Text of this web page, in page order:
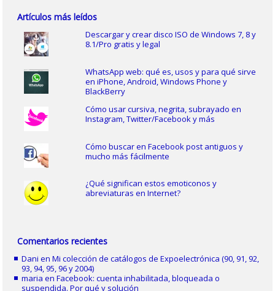
Artículos más leídos
Descargar y crear disco ISO de Windows 7, 8 y
8.1/Pro gratis y legal
WhatsApp web: qué es, usos y para qué sirve
en iPhone, Android, Windows Phone y
BlackBerry
Cómo usar cursiva, negrita, subrayado en
Instagram, Twitter/Facebook y más
Cómo buscar en Facebook post antiguos y
mucho más fácilmente
¿Qué significan estos emoticonos y
abreviaturas en Internet?
Comentarios recientes
Dani enMi colección de catálogos de Expoelectrónica (90, 91, 92,
93, 94, 95, 96 y 2004)
maria enFacebook: cuenta inhabilitada, bloqueada o
suspendida. Por qué y solución